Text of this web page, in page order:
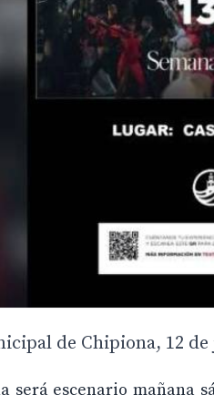
de Chipiona, 12 de
será escenario mañana